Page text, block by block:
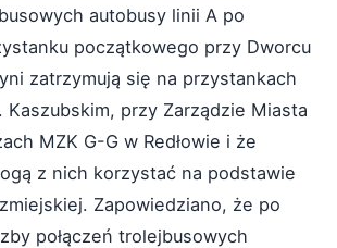
autobusy linii A po
początkowego przy Dworcu
zatrzymują się na przystankach
Kaszubskim, przy Zarządzie Miasta
MZK G-G w Redłowie i że
z nich korzystać na podstawie
Zapowiedziano, że po
połączeń trolejbusowych